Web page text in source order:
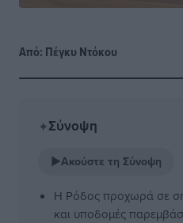
Από: Πέγκυ Ντόκου
✦Σύνοψη
▶Ακούστε τη Σύνοψη
Η Ρόδος προχωρά σε
και υποδομές